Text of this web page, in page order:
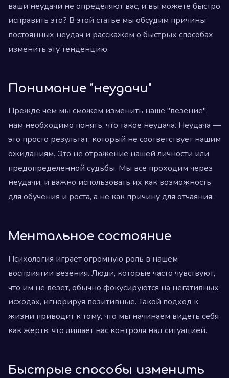
ваши неудачи не определяют вас, и вы можете быстро
исправить это? В этой статье мы обсудим причины
постоянных неудач и расскажем о быстрых способах
изменить эту тенденцию.
Понимание "неудачи"
Прежде чем мы сможем изменить наше "везение",
нам необходимо понять, что такое неудача. Неудача —
это просто результат, который не соответствует нашим
ожиданиям. Это не отражение нашей личности или
предопределенной судьбы. Мы все проходим через
неудачи, и важно использовать их как возможность
для обучения и роста, а не как причину для отчаяния.
Ментальное состояние
Психология играет огромную роль в нашем
восприятии везения. Люди, которые часто чувствуют,
что им не везет, обычно фокусируются на негативных
исходах, игнорируя позитивные. Такой подход к
жизни приводит к тому, что мы начинаем видеть себя
как жертв, что лишает нас контроля над ситуацией.
Быстрые способы изменить